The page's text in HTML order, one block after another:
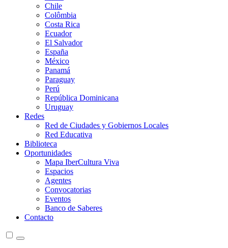
Chile
Colômbia
Costa Rica
Ecuador
El Salvador
España
México
Panamá
Paraguay
Perú
República Dominicana
Uruguay
Redes
Red de Ciudades y Gobiernos Locales
Red Educativa
Biblioteca
Oportunidades
Mapa IberCultura Viva
Espacios
Agentes
Convocatorias
Eventos
Banco de Saberes
Contacto